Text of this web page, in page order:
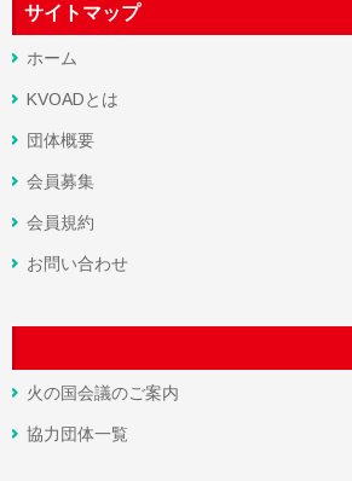
サイトマップ
ホーム
KVOADとは
団体概要
会員募集
会員規約
お問い合わせ
火の国会議のご案内
協力団体一覧